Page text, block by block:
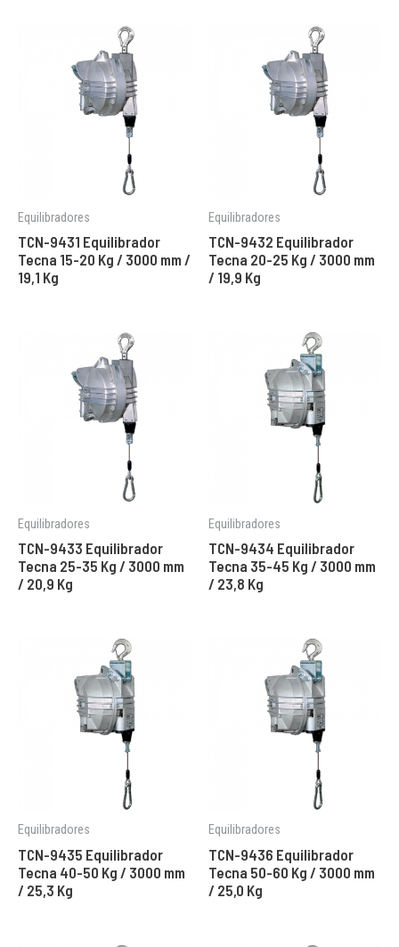
Equilibradores
TCN-9431 Equilibrador
Tecna 15-20 Kg / 3000 mm /
19,1 Kg
Equilibradores
TCN-9432 Equilibrador
Tecna 20-25 Kg / 3000 mm
/ 19,9 Kg
Equilibradores
TCN-9433 Equilibrador
Tecna 25-35 Kg / 3000 mm
/ 20,9 Kg
Equilibradores
TCN-9434 Equilibrador
Tecna 35-45 Kg / 3000 mm
/ 23,8 Kg
Equilibradores
TCN-9435 Equilibrador
Tecna 40-50 Kg / 3000 mm
/ 25,3 Kg
Equilibradores
TCN-9436 Equilibrador
Tecna 50-60 Kg / 3000 mm
/ 25,0 Kg